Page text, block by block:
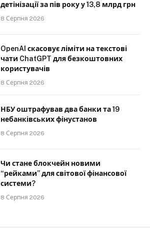
детінізації за пів року у 13,8 млрд грн
8 Серпня 2026
OpenAI скасовує ліміти на текстові
чати ChatGPT для безкоштовних
користувачів
8 Серпня 2026
НБУ оштрафував два банки та 19
небанківських фінустанов
8 Серпня 2026
Чи стане блокчейн новими
“рейками” для світової фінансової
системи?
8 Серпня 2026